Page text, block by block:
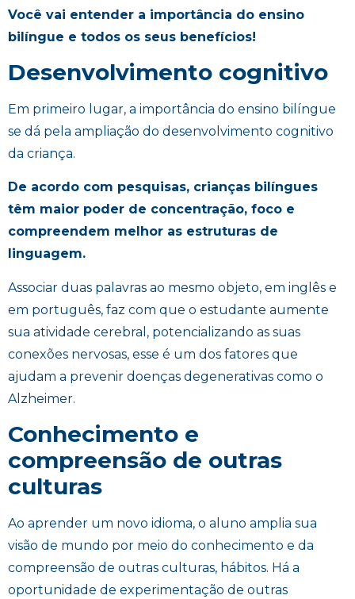
Você vai entender a importância do ensino
bilíngue e todos os seus benefícios!
Desenvolvimento cognitivo
Em primeiro lugar, a importância do ensino bilíngue
se dá pela ampliação do desenvolvimento cognitivo
da criança.
De acordo com pesquisas, crianças bilíngues
têm maior poder de concentração, foco e
compreendem melhor as estruturas de
linguagem.
Associar duas palavras ao mesmo objeto, em inglês e
em português, faz com que o estudante aumente
sua atividade cerebral, potencializando as suas
conexões nervosas, esse é um dos fatores que
ajudam a prevenir doenças degenerativas como o
Alzheimer.
Conhecimento e
compreensão de outras
culturas
Ao aprender um novo idioma, o aluno amplia sua
visão de mundo por meio do conhecimento e da
compreensão de outras culturas, hábitos. Há a
oportunidade de experimentação de outras